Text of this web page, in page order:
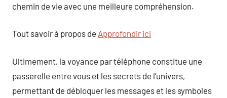
chemin de vie avec une meilleure compréhension.
Tout savoir à propos de Approfondir ici
Ultimement, la voyance par téléphone constitue une
passerelle entre vous et les secrets de l’univers,
permettant de débloquer les messages et les symboles